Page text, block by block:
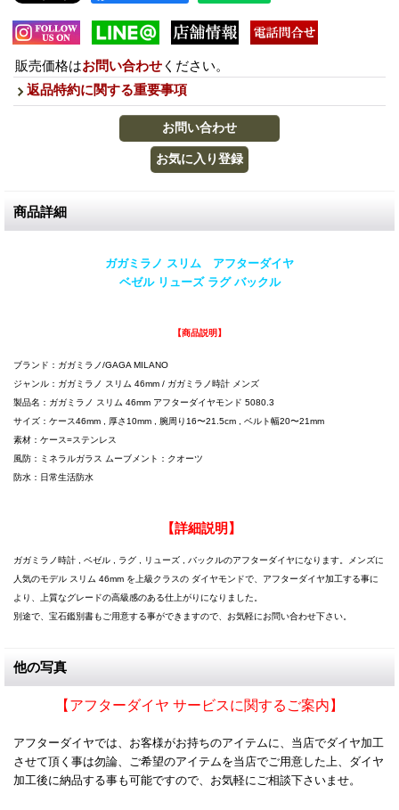
販売価格はお問い合わせ ください。
返品特約に関する重要事項
商品詳細
ガガミラノ スリム アフターダイヤ
ベゼル リューズ ラグ バックル
【商品説明】
ブランド：ガガミラノ/GAGA MILANO
ジャンル：ガガミラノ スリム 46mm / ガガミラノ時計 メンズ
製品名：ガガミラノ スリム 46mm アフターダイヤモンド 5080.3
サイズ：ケース46mm , 厚さ10mm , 腕周り16〜21.5cm , ベルト幅20〜21mm
素材：ケース=ステンレス
風防：ミネラルガラス ムーブメント：クオーツ
防水：日常生活防水
【詳細説明】
ガガミラノ時計 , ベゼル , ラグ , リューズ , バックルのアフターダイヤになります。メンズに
人気のモデル スリム 46mm を上級クラスの ダイヤモンドで、アフターダイヤ加工する事に
より、上質なグレードの高級感のある仕上がりになりました。
別途で、宝石鑑別書もご用意する事ができますので、お気軽にお問い合わせ下さい。
他の写真
【アフターダイヤ サービスに関するご案内】
アフターダイヤでは、お客様がお持ちのアイテムに、当店でダイヤ加工
させて頂く事は勿論、ご希望のアイテムを当店でご用意した上、ダイヤ
加工後に納品する事も可能ですので、お気軽にご相談下さいませ。